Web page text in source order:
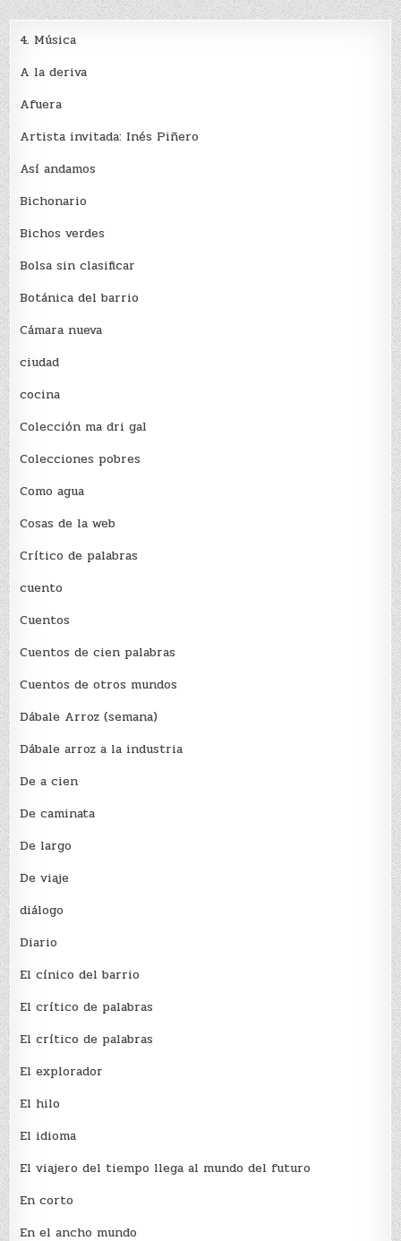
4. Música
A la deriva
Afuera
Artista invitada: Inés Piñero
Así andamos
Bichonario
Bichos verdes
Bolsa sin clasificar
Botánica del barrio
Cámara nueva
ciudad
cocina
Colección ma dri gal
Colecciones pobres
Como agua
Cosas de la web
Crítico de palabras
cuento
Cuentos
Cuentos de cien palabras
Cuentos de otros mundos
Dábale Arroz (semana)
Dábale arroz a la industria
De a cien
De caminata
De largo
De viaje
diálogo
Diario
El cínico del barrio
El crí­tico de palabras
El crí­tico de palabras
El explorador
El hilo
El idioma
El viajero del tiempo llega al mundo del futuro
En corto
En el ancho mundo